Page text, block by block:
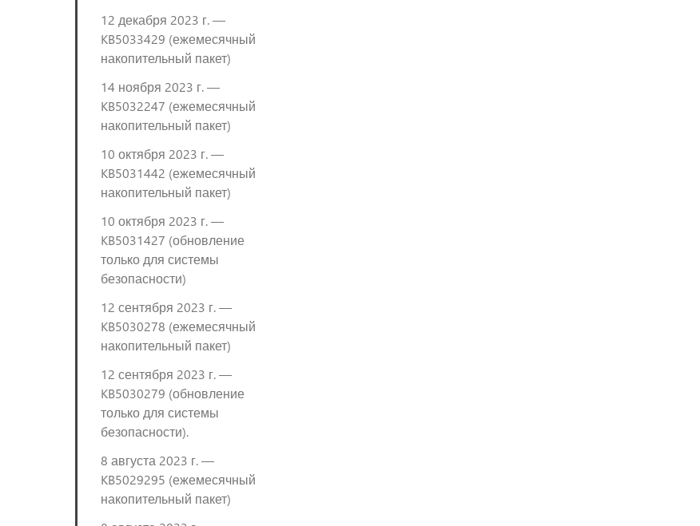
12 декабря 2023 г. —
KB5033429 (ежемесячный
накопительный пакет)
14 ноября 2023 г. —
KB5032247 (ежемесячный
накопительный пакет)
10 октября 2023 г. —
KB5031442 (ежемесячный
накопительный пакет)
10 октября 2023 г. —
KB5031427 (обновление
только для системы
безопасности)
12 сентября 2023 г. —
KB5030278 (ежемесячный
накопительный пакет)
12 сентября 2023 г. —
KB5030279 (обновление
только для системы
безопасности).
8 августа 2023 г. —
KB5029295 (ежемесячный
накопительный пакет)